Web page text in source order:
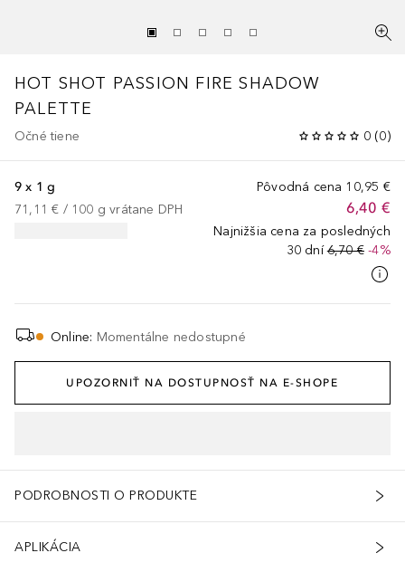
HOT SHOT PASSION FIRE SHADOW
PALETTE
Očné tiene 0 (0)
Pôvodná cena 10,95 €
6,40 €
Najnižšia cena za posledných
30 dní 6,70 € -4%
9 x 1 g
71,11 € / 100 g vrátane DPH
Online: Momentálne nedostupné
UPOZORNIŤ NA DOSTUPNOSŤ NA E-SHOPE
PODROBNOSTI O PRODUKTE
APLIKÁCIA